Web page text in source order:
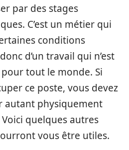
par des stages
C’est un métier qui
conditions
d’un travail qui n’est
tout le monde. Si
ce poste, vous devez
autant physiquement
quelques autres
vous être utiles.